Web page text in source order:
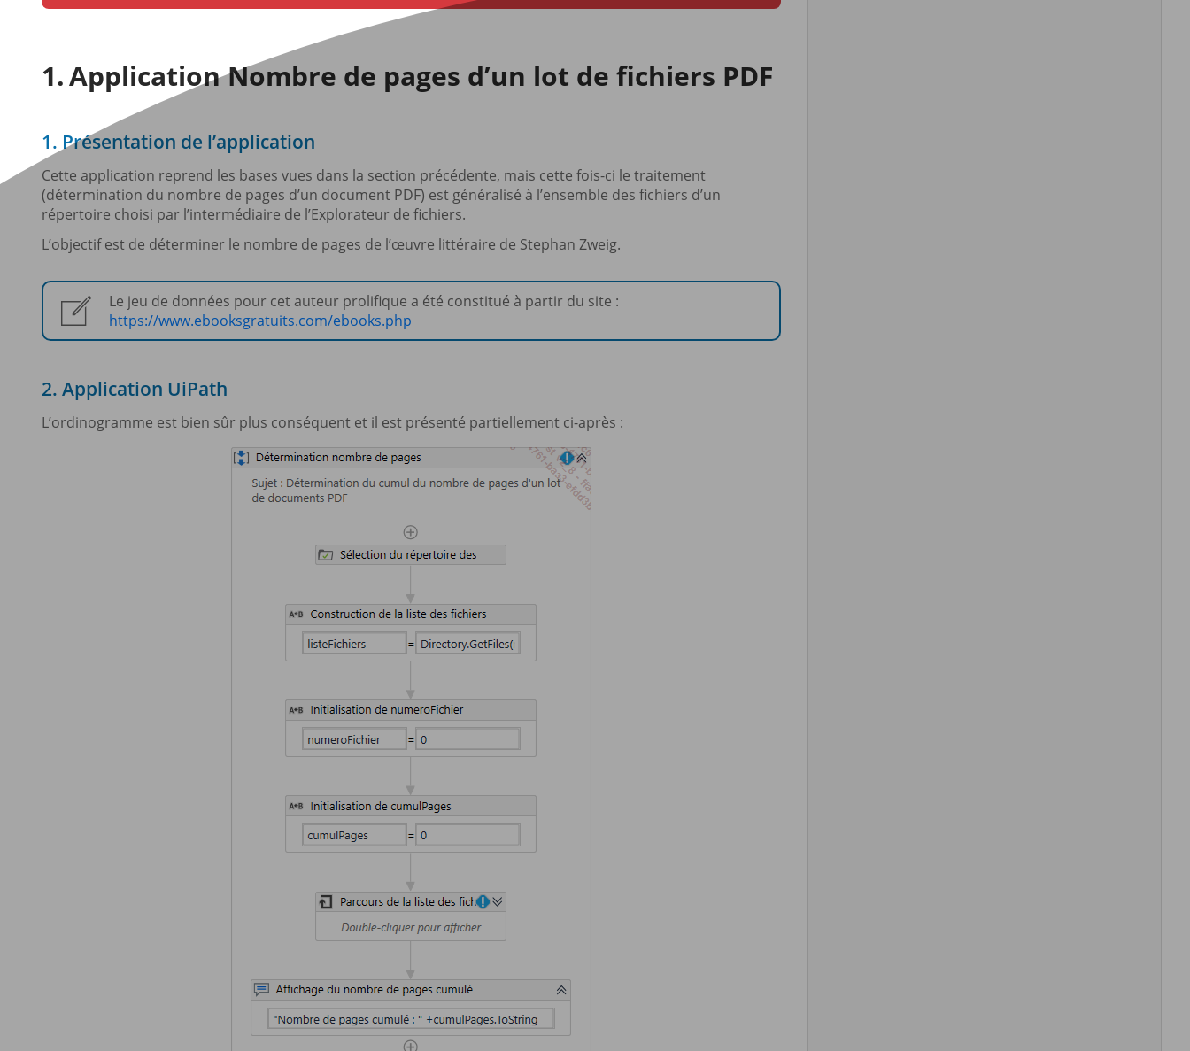
Application Nombre de pages d’un lot de fichiers PDF
1. Présentation de l’application
Cette application reprend les bases vues dans la section précédente, mais cette fois-ci le traitement
(détermination du nombre de pages d’un document PDF) est généralisé à l’ensemble des fichiers d’un
répertoire choisi par l’intermédiaire de l’Explorateur de fichiers.
L’objectif est de déterminer le nombre de pages de l’œuvre littéraire de Stephan Zweig.
Le jeu de données pour cet auteur prolifique a été constitué à partir du site :
https://www.ebooksgratuits.com/ebooks.php
2. Application UiPath
L’ordinogramme est bien sûr plus conséquent et il est présenté partiellement ci-après :